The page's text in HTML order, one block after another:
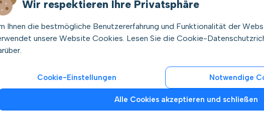
Wir respektieren Ihre Privatsphäre
Ihnen die bestmögliche Benutzererfahrung und Funktionalität der
unsere Website Cookies. Lesen Sie die Cookie-
Cookie-Einstellungen Notwendige
Alle Cookies akzeptieren und schließen
Häufig gestellte Fragen
Kontakt